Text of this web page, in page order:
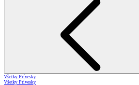
Všetky Prívesky
Všetky Prívesky